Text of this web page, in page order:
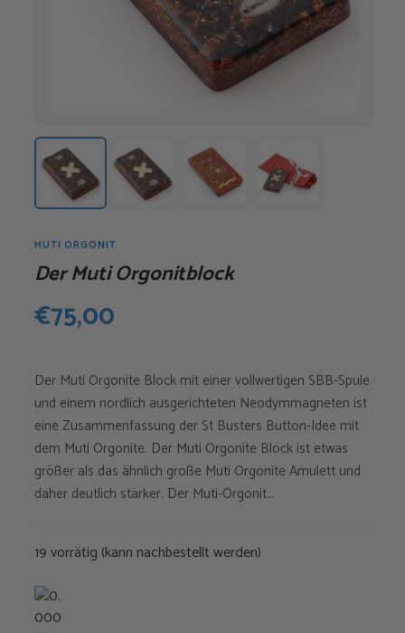
MUTI ORGONIT
Der Muti Orgonitblock
€75,00
Der Muti Orgonite Block mit einer vollwertigen SBB-Spule
und einem nordlich ausgerichteten Neodymmagneten ist
eine Zusammenfassung der St Busters Button-Idee mit
dem Muti Orgonite. Der Muti Orgonite Block ist etwas
größer als das ähnlich große Muti Orgonite Amulett und
daher deutlich stärker. Der Muti-Orgonit...
19 vorrätig (kann nachbestellt werden)